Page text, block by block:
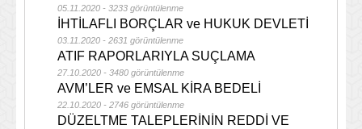
05.11.2020 - 3233 görüntülenme
İHTİLAFLI BORÇLAR ve HUKUK DEVLETİ
03.11.2020 - 2631 görüntülenme
ATIF RAPORLARIYLA SUÇLAMA
27.10.2020 - 3480 görüntülenme
AVM’LER ve EMSAL KİRA BEDELİ
22.10.2020 - 2746 görüntülenme
DÜZELTME TALEPLERİNİN REDDİ VE